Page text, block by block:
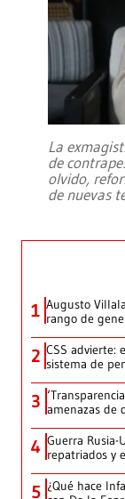
La
de
olvido,
de nuevas
1 Augusto
rango de
2 CSS advierte:
sistema de
3 amenazas de
4 Guerra
repatriados y
5 ¿Qué hace